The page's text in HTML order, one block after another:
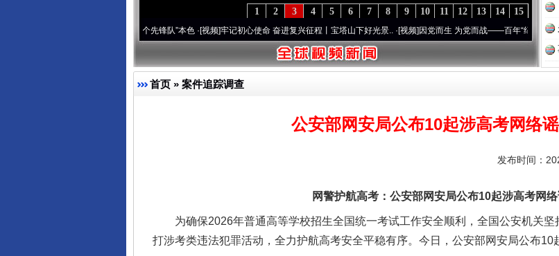
15
14
13
12
11
10
9
8
7
6
5
4
3
2
1
永葆“两个先锋队”本色·[视频]牢记初心使命 奋进复兴征程丨宝塔山下好光景..·[视频]因党而生 为党而战——百年“纪”事⑧加强纪律..·[
首页 » 案件追踪调查
公安部网安局公布10起涉高考网络
发布时间：
网警护航高考：公安部网安局公布10起涉高考网
为确保2026年普通高等学校招生全国统一考试工作安全顺利，全国公安机关坚
打涉考类违法犯罪活动，全力护航高考安全平稳有序。今日，公安部网安局公布10